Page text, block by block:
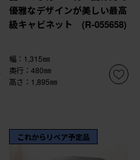
優雅なデザインが美しい最高
級キャビネット (R-055658)
幅：1,315㎜
奥行：480㎜
高さ：1,895㎜
これからリペア予定品